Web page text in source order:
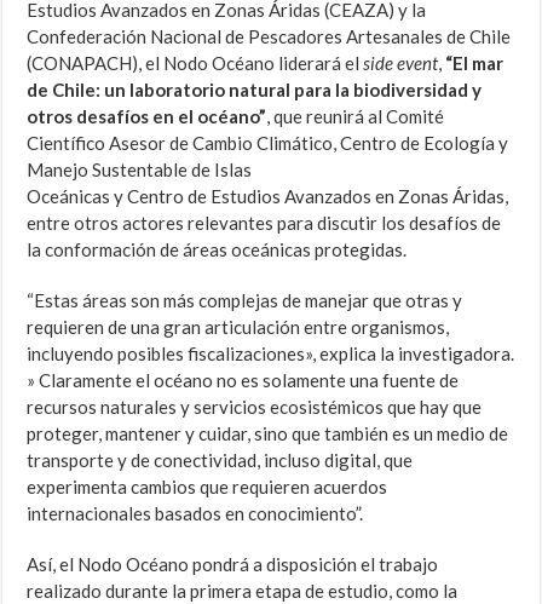
Estudios Avanzados en Zonas Áridas (CEAZA) y la
Confederación Nacional de Pescadores Artesanales de Chile
(CONAPACH), el Nodo Océano liderará elside event, “El mar
de Chile: un laboratorio natural para la biodiversidad y
otros desafíos en el océano”, que reunirá al Comité
Científico Asesor de Cambio Climático, Centro de Ecología y
Manejo Sustentable de Islas
Oceánicas y Centro de Estudios Avanzados en Zonas Áridas,
entre otros actores relevantes para discutir los desafíos de
la conformación de áreas oceánicas protegidas.
“Estas áreas son más complejas de manejar que otras y
requieren de una gran articulación entre organismos,
incluyendo posibles fiscalizaciones», explica la investigadora.
» Claramente el océano no es solamente una fuente de
recursos naturales y servicios ecosistémicos que hay que
proteger, mantener y cuidar, sino que también es un medio de
transporte y de conectividad, incluso digital, que
experimenta cambios que requieren acuerdos
internacionales basados en conocimiento”.
Así, el Nodo Océano pondrá a disposición el trabajo
realizado durante la primera etapa de estudio, como la